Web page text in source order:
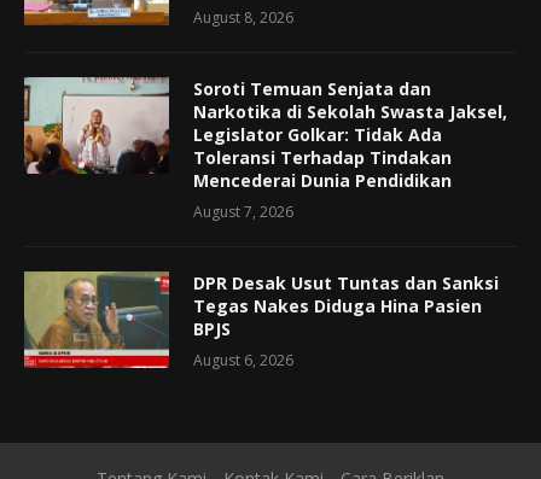
August 8, 2026
Soroti Temuan Senjata dan
Narkotika di Sekolah Swasta Jaksel,
Legislator Golkar: Tidak Ada
Toleransi Terhadap Tindakan
Mencederai Dunia Pendidikan
August 7, 2026
DPR Desak Usut Tuntas dan Sanksi
Tegas Nakes Diduga Hina Pasien
BPJS
August 6, 2026